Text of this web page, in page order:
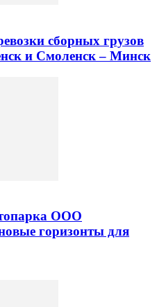
сборных грузов
и Смоленск – Минск
ООО
горизонты для